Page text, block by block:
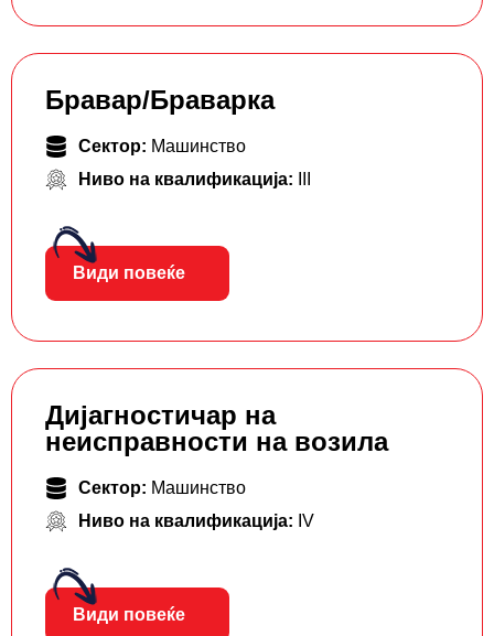
Бравар/Браварка
Сектор: Машинство
Ниво на квалификација:
Види повеќе
Дијагностичар на
неисправности на возила
Сектор: Машинство
Ниво на квалификација: IV
Види повеќе